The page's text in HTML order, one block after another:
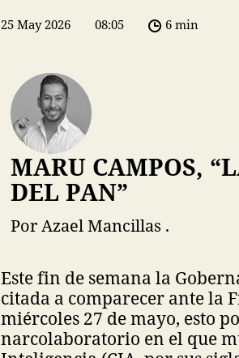
25 May 2026 08:05 6 min
MARU CAMPOS,
DEL PAN”
Por Azael Mancillas .
Este fin de semana la
citada a comparecer ante la
miércoles 27 de mayo, esto
narcolaboratorio en el que